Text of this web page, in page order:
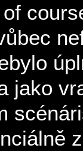
jako